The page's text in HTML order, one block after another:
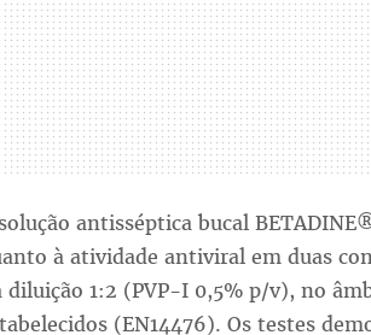
antisséptica bucal
à atividade antiviral em duas
diluição 1:2 (PVP-I 0,5% p/v), no
(EN14476). Os testes